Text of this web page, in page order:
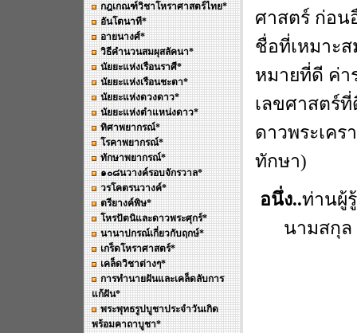
กฎเกณฑ์วิชาโหราศาสตร์ไทย*
อันโตนาที*
อายนางศ์*
วิธีคำนวนสมผุสลัคนา*
นัยยะแห่งเรือนราศี*
นัยยะแห่งเรือนชะตา*
นัยยะแห่งดวงดาว*
นัยยะแห่งตำแหน่งดาว*
ทิศาพยากรณ์*
โรคาพยากรณ์*
ทักษาพยากรณ์*
๑๐๘นวางค์รอบจักรวาล*
วรโคตรนวางค์*
ตรียางค์พิษ*
โหรปัตนิและดาวพระศุกร์*
นานาปกรณ์เกี่ยวกับฤกษ์*
เกร็ดโหราศาสตร์*
เคล็ดวิชาต่างๆ*
การทำนายฝันและเคล็ดลับการ
แก้ฝัน*
พระพุทธรูปบูชาประจำวันเกิด
พร้อมคาถาบูชา*
ศาสตร์ ก่อน
ชื่อที่เหมาะ
หมายที่ดี ค่า
เลขศาสตร์
ดาวพระเค
ทักษา)
อนึ่ง..ท่านผู้
นามสกุล